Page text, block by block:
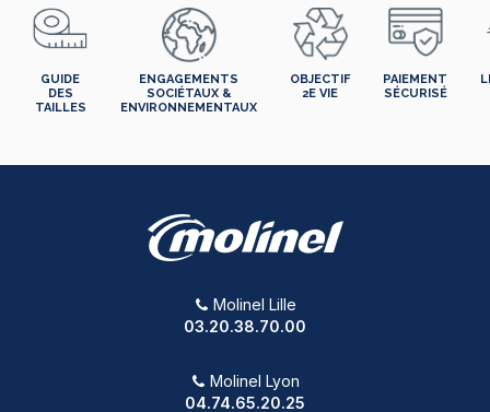
GUIDE
DES
TAILLES
ENGAGEMENTS
SOCIÉTAUX &
ENVIRONNEMENTAUX
OBJECTIF
2E VIE
PAIEMENT
SÉCURISÉ
Molinel Lille
03.20.38.70.00
Molinel Lyon
04.74.65.20.25